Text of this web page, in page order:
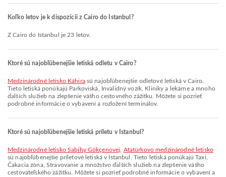
Koľko letov je k dispozícii z Cairo do Istanbul?
Z Cairo do Istanbul je 23 letov.
Ktoré sú najobľúbenejšie letiská odletu v Cairo?
Medzinárodné letisko Káhirasú najobľúbenejšie odletové letiská v Cairo.
Tieto letiská ponúkajú Parkoviská, Invalidný vozík, Kliniky a lekárne a mnoho
ďalších služieb na zlepšenie vášho cestovného zážitku. Môžete si pozrieť
podrobné informácie o vybavení a rozložení terminálov.
Ktoré sú najobľúbenejšie letiská príletu v Istanbul?
Medzinárodné letisko Sabihy Gökçenovej
Atatürkovo medzinárodné letisko
sú najobľúbenejšie príletové letiská v Istanbul. Tieto letiská ponúkajú Taxi,
Čakacia zóna, Stravovanie a množstvo ďalších služieb na zlepšenie vášho
cestovateľského zážitku. Môžete si pozrieť podrobné informácie o vybavení a